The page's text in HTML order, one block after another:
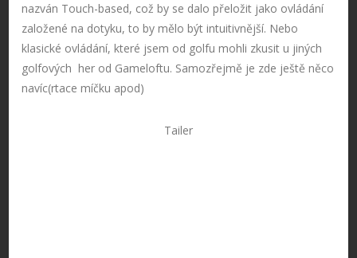
nazván Touch-based, což by se dalo přeložit jako ovládání
založené na dotyku, to by mělo být intuitivnější. Nebo
klasické ovládání, které jsem od golfu mohli zkusit u jiných
golfových her od Gameloftu. Samozřejmě je zde ještě něco
navíc(rtace míčku apod)
Tailer